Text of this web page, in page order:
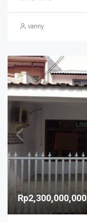
vanny
Rp2,300,000,000